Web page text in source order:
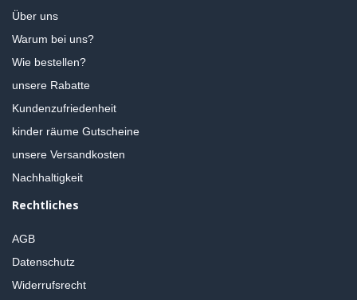
Über uns
Warum bei uns?
Wie bestellen?
unsere Rabatte
Kundenzufriedenheit
kinder räume Gutscheine
unsere Versandkosten
Nachhaltigkeit
Rechtliches
AGB
Datenschutz
Widerrufsrecht